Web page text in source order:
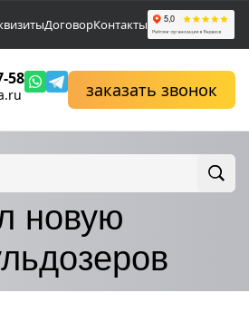
ДоговорКонтакты
58
заказать звонок
новую